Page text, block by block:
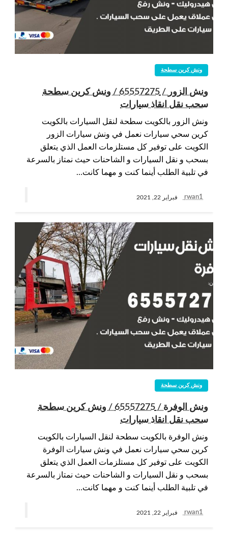
ونش كرين سطحة
ونش الزور / 65557275 / ونش كرين سطحة
سحب نقل انقاذ سيارات
ونش الزور بالكويت سطحة لنقل السيارات بالكويت
كرين سحي سيارات نعمل في ونش سيارات الزور
الكويت على توفير كل مستلزمات العمل الذي يتعلق
بسحب و نقل السيارات و الشاحنات حيث نمتاز بالسرعة
في تلبية الطلب أينما كنت و مهما كانت…
rwan1 فبراير 22, 2021
ونش كرين سطحة
ونش الوفرة / 65557275 / ونش كرين سطحة
سحب نقل انقاذ سيارات
ونش الوفرة بالكويت سطحة لنقل السيارات بالكويت
كرين سحي سيارات نعمل في ونش سيارات الوفرة
الكويت على توفير كل مستلزمات العمل الذي يتعلق
بسحب و نقل السيارات و الشاحنات حيث نمتاز بالسرعة
في تلبية الطلب أينما كنت و مهما كانت…
rwan1 فبراير 22, 2021